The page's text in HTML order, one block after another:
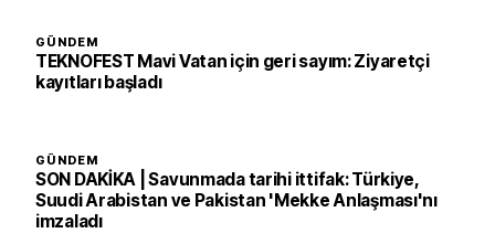
GÜNDEM
TEKNOFEST Mavi Vatan için geri sayım: Ziyaretçi
kayıtları başladı
GÜNDEM
SON DAKİKA | Savunmada tarihi ittifak: Türkiye,
Suudi Arabistan ve Pakistan 'Mekke Anlaşması'nı
imzaladı